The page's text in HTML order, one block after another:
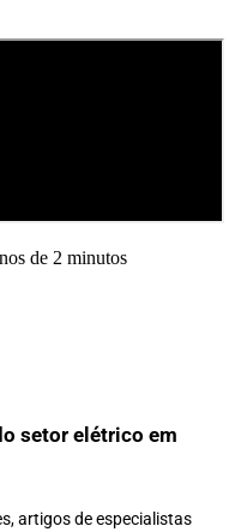
de 2 minutos
setor elétrico em
artigos de especialistas